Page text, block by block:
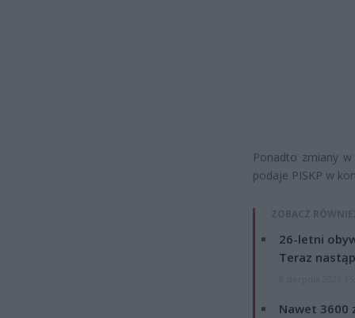
Ponadto zmiany
podaje PISKP w
ZOBACZ
26-letni
Teraz
Nawet 3600